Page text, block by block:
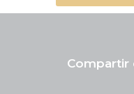
Compartir